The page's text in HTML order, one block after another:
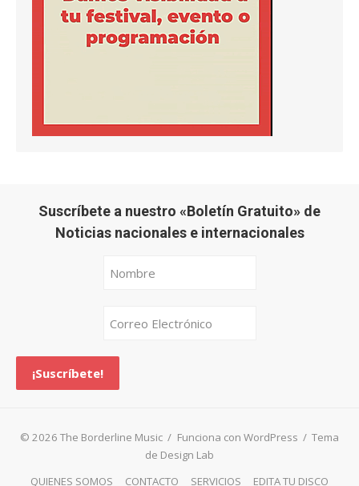
Suscríbete a nuestro «Boletín Gratuito» de
Noticias nacionales e internacionales
© 2026 The Borderline Music / Funciona con WordPress / Tema
de Design Lab
QUIENES SOMOS
CONTACTO SERVICIOS EDITA TU DISCO